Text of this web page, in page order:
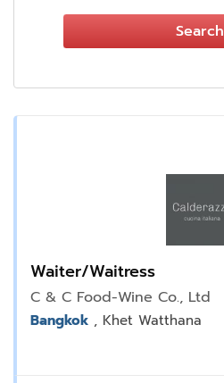
Search
Waiter/Waitress
C & C Food-Wine Co., Ltd
Bangkok , Khet Watthana